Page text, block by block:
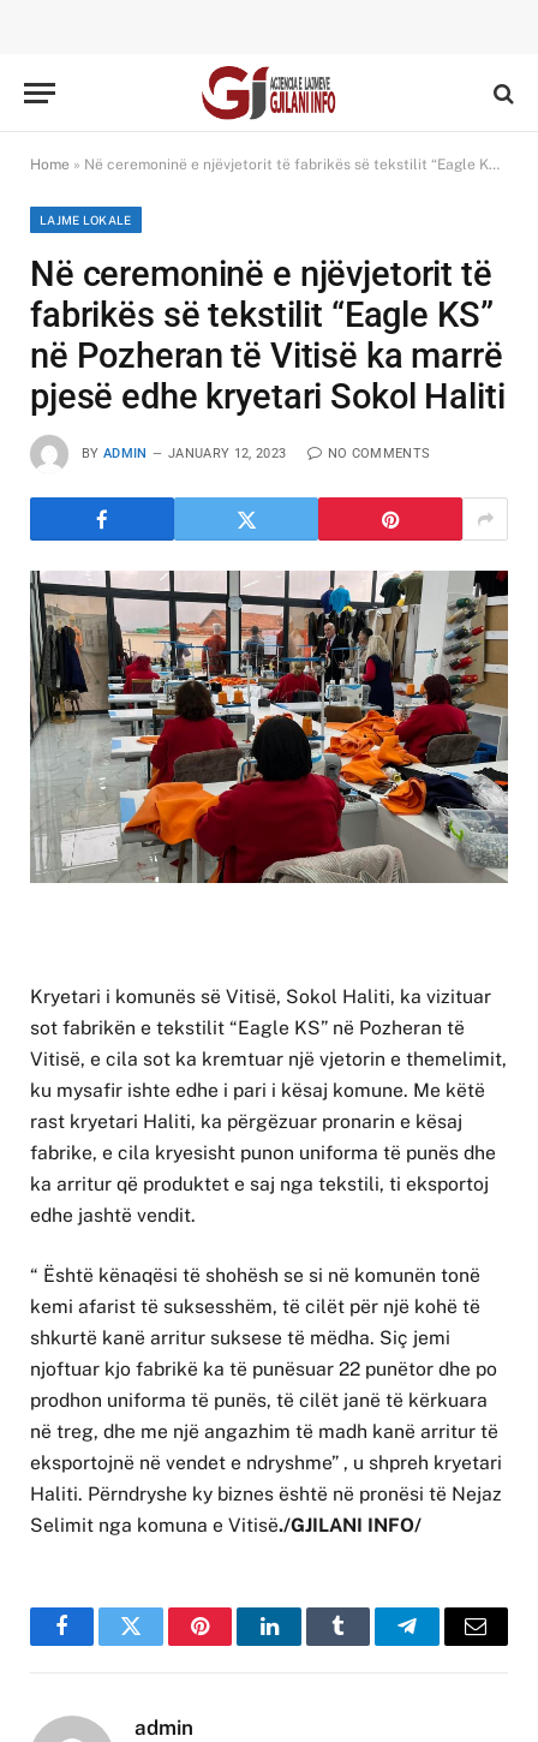
Home » Në ceremoninë e njëvjetorit të fabrikës së tekstilit “Eagle KS” në Pozheran të Vitisë ka marrë pjesë edhe kryetari Sokol Haliti
LAJME LOKALE
Në ceremoninë e njëvjetorit të
fabrikës së tekstilit “Eagle KS”
në Pozheran të Vitisë ka marrë
pjesë edhe kryetari Sokol Haliti
BY ADMIN JANUARY 12, 2023 NO COMMENTS
Kryetari i komunës së Vitisë, Sokol Haliti, ka vizituar
sot fabrikën e tekstilit “Eagle KS” në Pozheran të
Vitisë, e cila sot ka kremtuar një vjetorin e themelimit,
ku mysafir ishte edhe i pari i kësaj komune. Me këtë
rast kryetari Haliti, ka përgëzuar pronarin e kësaj
fabrike, e cila kryesisht punon uniforma të punës dhe
ka arritur që produktet e saj nga tekstili, ti eksportoj
edhe jashtë vendit.
“ Është kënaqësi të shohësh se si në komunën tonë
kemi afarist të suksesshëm, të cilët për një kohë të
shkurtë kanë arritur suksese të mëdha. Siç jemi
njoftuar kjo fabrikë ka të punësuar 22 punëtor dhe po
prodhon uniforma të punës, të cilët janë të kërkuara
në treg, dhe me një angazhim të madh kanë arritur të
eksportojnë në vendet e ndryshme” , u shpreh kryetari
Haliti. Përndryshe ky biznes është në pronësi të Nejaz
Selimit nga komuna e Vitisë./GJILANI INFO/
FacebookTwitter PinterestLinkedInTumblr TelegramEmail
admin